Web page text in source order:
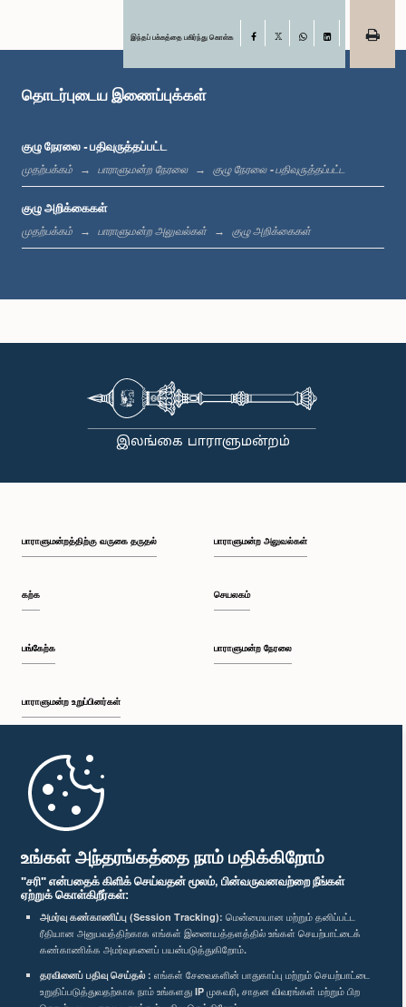
உங்கள் அந்தரங்கத்தை நாம் மதிக்கிறோம்
"சரி" என்பதைக் கிளிக் செய்வதன் மூலம், பின்வருவனவற்றை நீங்கள்
ஏற்றுக் கொள்கிறீர்கள்:
அமர்வு கண்காணிப்பு (Session Tracking): மென்மையான மற்றும் தனிப்பட்ட
ரீதியான அனுபவத்திற்காக எங்கள் இணையத்தளத்தில் உங்கள் செயற்பாட்டைக்
கண்காணிக்க அமர்வுகளைப் பயன்படுத்துகிறோம்.
தரவினைப் பதிவு செய்தல் : எங்கள் சேவைகளின் பாதுகாப்பு மற்றும் செயற்பாட்டை
உறுதிப்படுத்துவதற்காக நாம் உங்களது IP முகவரி, சாதன விவரங்கள் மற்றும் பிற
இந்தப் பக்கத்தை பகிர்ந்து கொள்க Facebook
LinkedIn
தொடர்புடைய இணைப்புக்கள்
குழு நேரலை - பதிவுருத்தப்பட்ட
முதற்பக்கம் பாராளுமன்ற நேரலை குழு நேரலை - பதிவுருத்தப்பட்ட
குழு அறிக்கைகள்
முதற்பக்கம் பாராளுமன்ற அலுவல்கள் குழு அறிக்கைகள்
பாராளுமன்றத்திற்கு வருகை தருதல்
கற்க
பங்கேற்க
பாராளுமன்ற உறுப்பினர்கள்
முதற்பக்கம்
பாராளுமன்ற அலுவல்கள்
செயலகம்
பாராளுமன்ற நேரலை
பாராளுமன்ற கையடக்க செயலி
எம்மை பின்தொடர்க :
விருதுகள்